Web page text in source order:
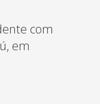
com
em